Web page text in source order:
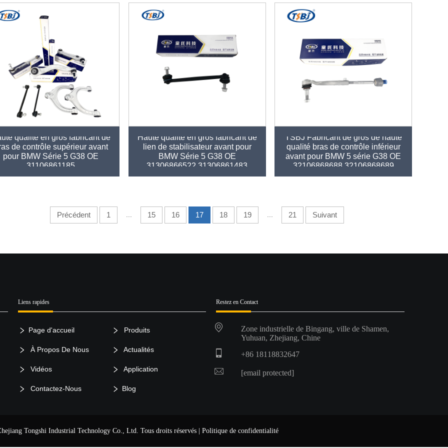
qualité en gros fabricant de
de contrôle supérieur avant
pour BMW Série 5 G38 OE
31106861185
Haute qualité en gros fabricant de
lien de stabilisateur avant pour
BMW Série 5 G38 OE
31306866522 31306861483
TSBJ Fabricant de gros de haute
qualité bras de contrôle inférieur
avant pour BMW 5 série G38 OE
32106868688 32106868689
Précédent 1 ... 15 16 17 18 19 ... 21 Suivant
Liens rapides
Page d'accueil Produits
À Propos De Nous Actualités
Vidéos Application
Contactez-Nous Blog
Restez en Contact
Zone industrielle de Bingang, ville de Shamen,
Yuhuan, Zhejiang, Chine
+86 18118832647
[email protected]
Tongshi Industrial Technology Co., Ltd. Tous droits réservés | Politique de confidentialité